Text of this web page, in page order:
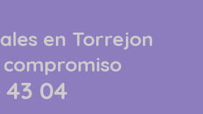
en Torrejon
43 04